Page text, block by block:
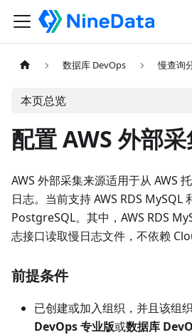
数据库 DevOps 慢查询
本页总览
配置 AWS 外部
AWS 外部采集来源适用于从 AWS
日志。当前支持 AWS RDS MySQL
PostgreSQL。其中，AWS RDS
志接口读取慢日志文件，不依赖
前提条件
已创建或加入组织，并且该组
DevOps 专业版或数据库